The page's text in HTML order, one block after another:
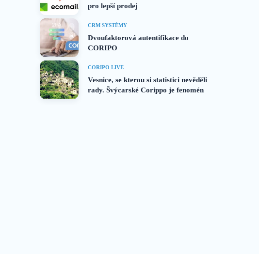
pro lepší prodej
CRM SYSTÉMY
Dvoufaktorová autentifikace do
CORIPO
CORIPO LIVE
Vesnice, se kterou si statistici nevěděli
rady. Švýcarské Corippo je fenomén